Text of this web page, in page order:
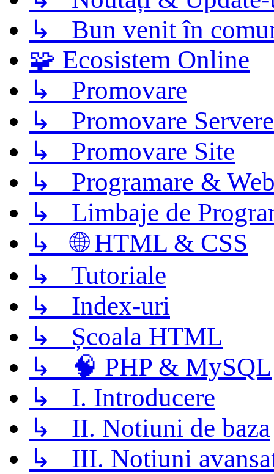
↳ Bun venit în
🧩 Ecosistem Online
↳ Promovare
↳ Promovare Servere
↳ Promovare Site
↳ Programare &
↳ Limbaje de
↳ 🌐 HTML & CSS
↳ Tutoriale
↳ Index-uri
↳ Școala HTML
↳ 🧠 PHP & MySQL
↳ I. Introducere
↳ II. Notiuni de baza
↳ III. Notiuni